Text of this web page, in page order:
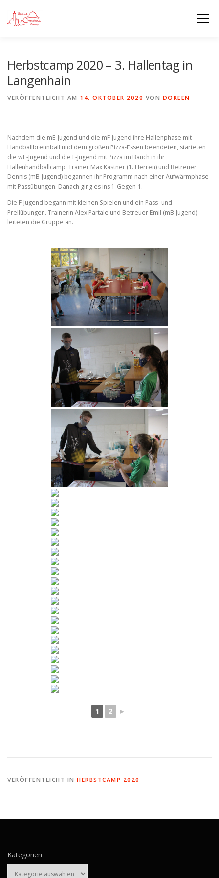
Inhalt
springen
Menü
Herbstcamp 2020 – 3. Hallentag in
Langenhain
VERÖFFENTLICHT AM 14. OKTOBER 2020 VON DOREEN
Nachdem die mE-Jugend und die mF-Jugend ihre Hallenphase mit
Handballbrennball und dem großen Pizza-Essen beendeten, starteten
die wE-Jugend und die F-Jugend mit Pizza im Bauch in ihr
Hallenhandballcamp. Trainer Max Kästner (1. Herren) und Betreuer
Dennis (mB-Jugend) begannen ihr Programm nach einer Aufwärmphase
mit Passübungen. Danach ging es ins 1-Gegen-1.
Die F-Jugend begann mit kleinen Spielen und ein Pass- und
Prellübungen. Trainerin Alex Partale und Betreuer Emil (mB-Jugend)
leiteten die Gruppe an.
1 2 ►
VERÖFFENTLICHT IN HERBSTCAMP 2020
Kategorien